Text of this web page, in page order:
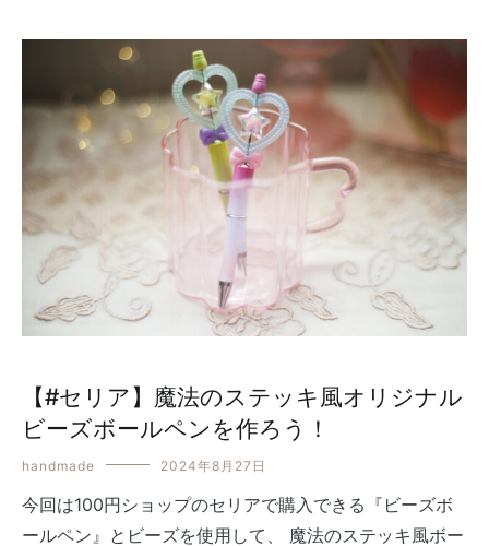
【#セリア】魔法のステッキ風オリジナル
ビーズボールペンを作ろう！
handmade 2024年8月27日
今回は100円ショップのセリアで購入できる『ビーズボ
ールペン』とビーズを使用して、 魔法のステッキ風ボー